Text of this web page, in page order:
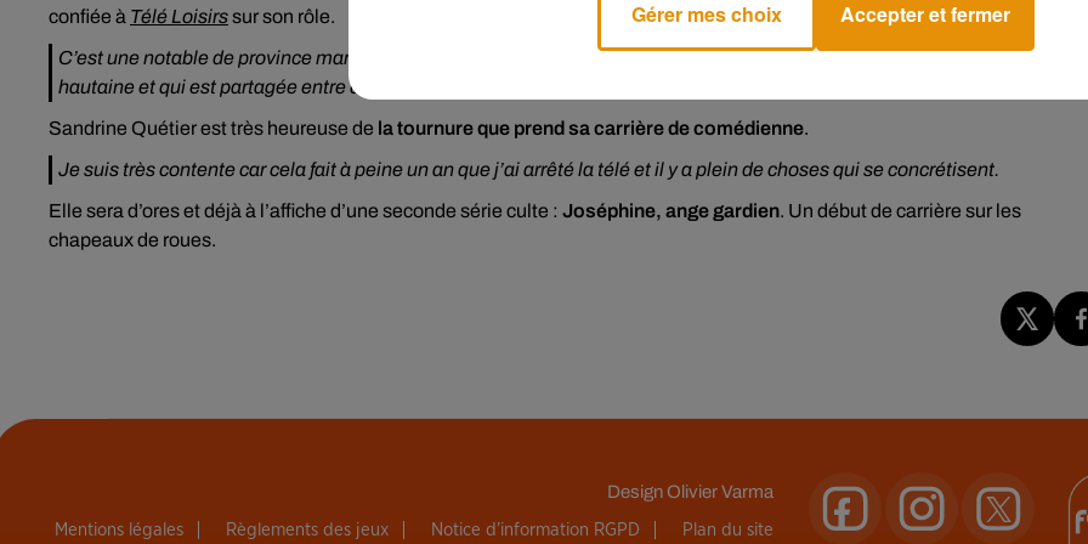
confiée à Télé Loisirssur son rôle.
C’est une notable de province mariée à un restaurateur, installée dans une vie confortable, une belle maison, qui est un
hautaine et qui est partagée entre deux hommes.
Sandrine Quétier est très heureuse de la tournure que prend sa carrière de comédienne.
Je suis très contente car cela fait à peine un an que j’ai arrêté la télé et il y a plein de choses qui se concrétisent.
Elle sera d’ores et déjà à l’affiche d’une seconde série culte : Joséphine, ange gardien. Un début de carrière sur les
chapeaux de roues.
DesignOlivier Varma
Mentions légales Règlements des jeux Notice d’information RGPD Plan du site
Gérer mes choix Accepter et fermer